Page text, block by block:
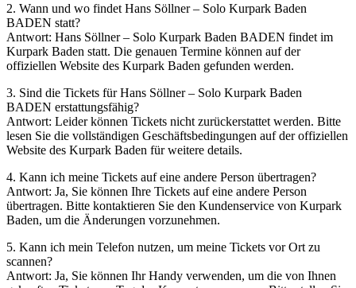
2. Wann und wo findet Hans Söllner – Solo Kurpark Baden
BADEN statt?
Antwort: Hans Söllner – Solo Kurpark Baden BADEN findet im
Kurpark Baden statt. Die genauen Termine können auf der
offiziellen Website des Kurpark Baden gefunden werden.
3. Sind die Tickets für Hans Söllner – Solo Kurpark Baden
BADEN erstattungsfähig?
Antwort: Leider können Tickets nicht zurückerstattet werden. Bitte
lesen Sie die vollständigen Geschäftsbedingungen auf der offiziellen
Website des Kurpark Baden für weitere details.
4. Kann ich meine Tickets auf eine andere Person übertragen?
Antwort: Ja, Sie können Ihre Tickets auf eine andere Person
übertragen. Bitte kontaktieren Sie den Kundenservice von Kurpark
Baden, um die Änderungen vorzunehmen.
5. Kann ich mein Telefon nutzen, um meine Tickets vor Ort zu
scannen?
Antwort: Ja, Sie können Ihr Handy verwenden, um die von Ihnen